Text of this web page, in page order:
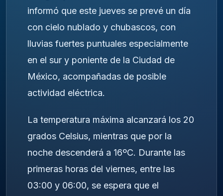
informó que este jueves se prevé un día
con cielo nublado y chubascos, con
lluvias fuertes puntuales especialmente
en el sur y poniente de la Ciudad de
México, acompañadas de posible
actividad eléctrica.
La temperatura máxima alcanzará los 20
grados Celsius, mientras que por la
noche descenderá a 16ºC. Durante las
primeras horas del viernes, entre las
03:00 y 06:00, se espera que el